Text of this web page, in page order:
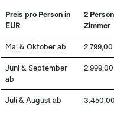
Preis pro Person in
EUR
2
Zimmer
Mai & Oktober ab
Juni & September
ab
Juli & August ab